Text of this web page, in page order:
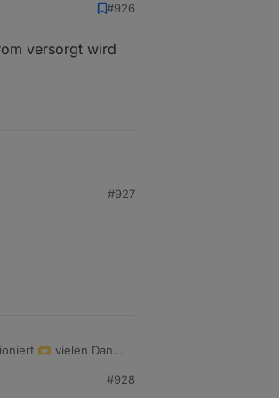
10uF 1K
ich einen
#926
versorgt wird
#927
🫶 vielen Dank
#928